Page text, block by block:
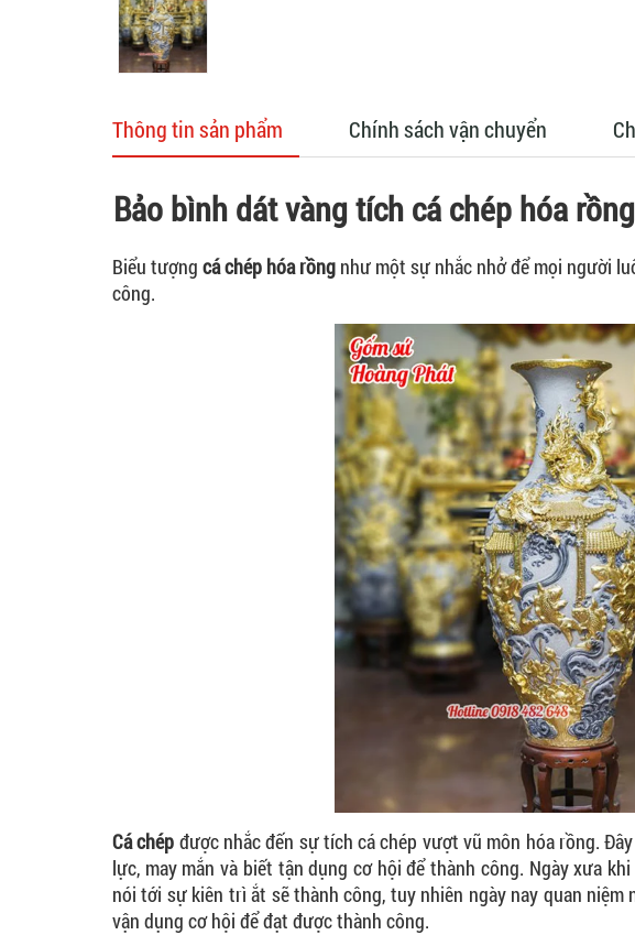
Thông tin sản phẩm Chính sách vận chuyển
Bảo bình dát vàng tích cá chép hóa
Biểu tượng cá chép hóa rồng như một sự nhắc nhở để mọi người
công.
Cá chép được nhắc đến sự tích cá chép vượt vũ môn hóa rồng.
lực, may mắn và biết tận dụng cơ hội để thành công. Ngày xưa
nói tới sự kiên trì ắt sẽ thành công, tuy nhiên ngày nay quan
vận dụng cơ hội để đạt được thành công.